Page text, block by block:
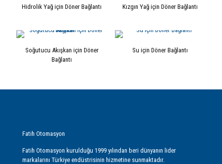
Hidrolik Yağ için Döner Bağlantı Kızgın Yağ için Döner Bağlantı
Soğutucu Akışkan için Döner
Bağlantı
Su için Döner Bağlantı
Fatih Otomasyon
Fatih Otomasyon kurulduğu 1999 yılından beri dünyanın lider
markalarını Türkiye endüstrisinin hizmetine sunmaktadır.